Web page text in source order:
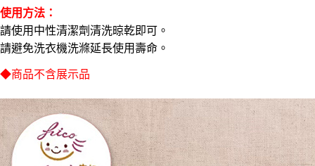
易，需依本服務之必要範圍內提供個人資料，並將交易相關給付款項請求債
權轉讓予恩沛科技股份有限公司。
２．關於個人資料處理事宜，請瀏覽以下網址：
https://aftee.tw/terms/#terms3
「AFTEE先享後付」，若未經同意申辦者引起之損失，本公司不負相關責
４．使用「AFTEE先享後付」時，將依據個別帳號之用戶狀況，依本公司即
時審查核予不同之上限額度；若仍有額度不足之情形，本公司將視審查結果
請求用戶進行身份認證。
５．嚴禁一人註冊多個帳號或使用他人資訊註冊。若發現惡意使用之情形，
恩沛科技股份有限公司將有權停止該用戶之使用額度並採取法律行動。
本島宅配1~2天後到
每筆NT$80，滿NT$490(含以上)免運費
外島宅配
每筆NT$150，滿NT$3,000(含以上)免運費
貨到付款
每筆NT$150，滿NT$3,000(含以上)免運費
使用方法：
請使用中性清潔劑清洗晾乾即可。
請避免洗衣機洗滌延長使用壽命。
◆商品不含展示品